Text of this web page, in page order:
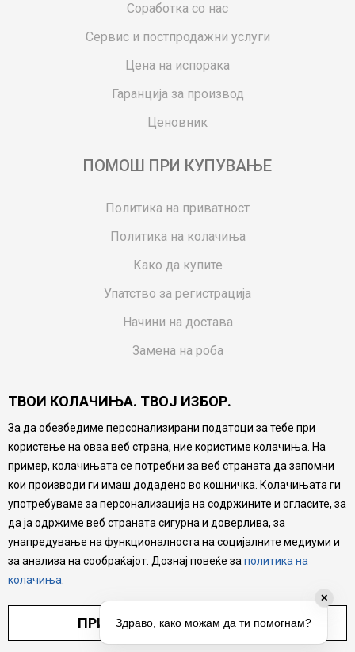
Соработка со нас
Сервис и постпродажни услуги
Цена на испорака
Гаранција за производ
Ценовник
ПОМОШ ПРИ КУПУВАЊЕ
Политика на приватност
Политика на колачиња
Како да купите
Упатство за регистрација
Начини на достава
Замена на роба
Ваучери
Product Finder
FAQs
Настојуваме да бидеме што попрецизни во описот на
производите, прикажување на слики и цени, но не
можеме да гарантираме дека сите информации се
комплетни и без грешка. Сите производи се дел од
нашата понуда, но не се подразбира дека мора да се
достапни во секој момент.
ТВОИ КОЛАЧИЊА. ТВОЈ ИЗБОР.
За да обезбедиме персонализирани податоци за тебе при
користење на оваа веб страна, ние користиме колачиња. На
пример, колачињата се потребни за веб страната да запомни
кои производи ги имаш додадено во кошничка. Колачињата ги
употребуваме за персонализација на содржините и огласите, за
да ја одржиме веб страната сигурна и доверлива, за
унапредување на функционалноста на социјалните медиуми и
за анализа на сообраќајот. Дознај повеќе за политика на
колачиња
ПРИЛАГОДИ ПОСТАВУВАЊА
✕
Здраво, како можам да ти помогнам?